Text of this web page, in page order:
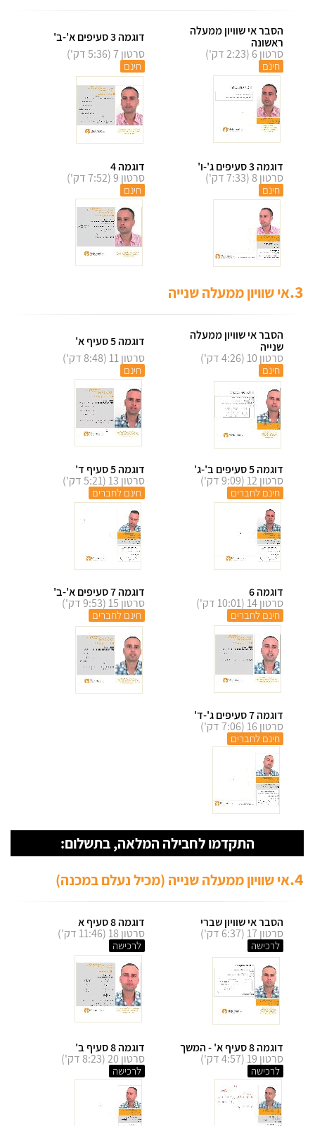
הסבר אי שוויון ממעלה
ראשונה
סרטון 6 (2:23 דק')
חינם
דוגמה 3 סעיפים א'-ב'
סרטון 7 (5:36 דק')
חינם
דוגמה 3 סעיפים ג'-ו'
סרטון 8 (7:33 דק')
חינם
דוגמה 4
סרטון 9 (7:52 דק')
חינם
3. אי שוויון ממעלה שנייה
הסבר אי שוויון ממעלה
שנייה
סרטון 10 (4:26 דק')
חינם
דוגמה 5 סעיף א'
סרטון 11 (8:48 דק')
חינם
דוגמה 5 סעיפים ב'-ג'
סרטון 12 (9:09 דק')
חינם לחברים
דוגמה 5 סעיף ד'
סרטון 13 (5:21 דק')
חינם לחברים
דוגמה 6
סרטון 14 (10:01 דק')
חינם לחברים
דוגמה 7 סעיפים א'-ב'
סרטון 15 (9:53 דק')
חינם לחברים
דוגמה 7 סעיפים ג'-ד'
סרטון 16 (7:06 דק')
חינם לחברים
התקדמו לחבילה המלאה, בתשלום:
4. אי שוויון ממעלה שנייה (מכיל נעלם במכנה)
הסבר אי שוויון שברי
סרטון 17 (6:37 דק')
לרכישה
דוגמה 8 סעיף א
סרטון 18 (11:46 דק')
לרכישה
דוגמה 8 סעיף א' - המשך
סרטון 19 (4:57 דק')
לרכישה
דוגמה 8 סעיף ב'
סרטון 20 (8:23 דק')
לרכישה